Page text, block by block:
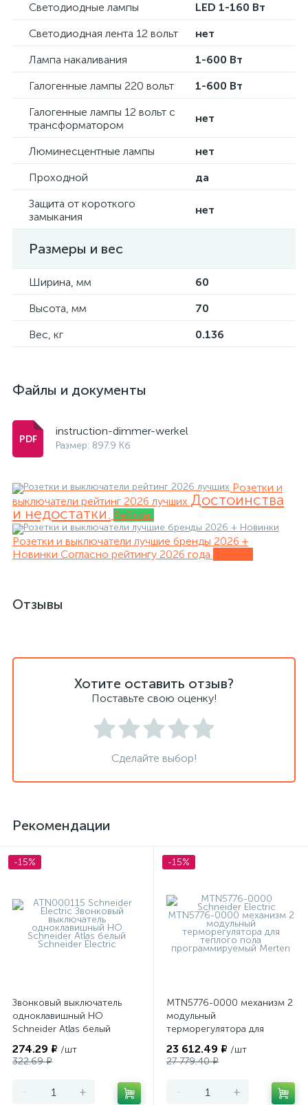
Светодиодные лампы
LED 1-160 Вт
Светодиодная лента 12 вольт
нет
Лампа накаливания
1-600 Вт
Галогенные лампы 220 вольт
1-600 Вт
Галогенные лампы 12 вольт с
трансформатором
нет
Люминесцентные лампы
нет
Проходной
да
Защита от короткого
замыкания
нет
Размеры и вес
Ширина, мм
60
Высота, мм
70
Вес, кг
0.136
Файлы и документы
instruction-dimmer-werkel
Размер: 897.9 Кб
Розетки и
выключатели рейтинг 2026 лучших Достоинства
и недостатки. Рейтинг
Розетки и выключатели лучшие бренды 2026 +
Новинки Согласно рейтингу 2026 года
Отзывы
Хотите оставить отзыв?
Поставьте свою оценку!
Сделайте выбор!
Рекомендации
-15%
Звонковый выключатель
одноклавишный НО
Schneider Atlas белый
274.29 ₽ /шт
322.69 ₽
- +
-15%
MTN5776-0000 механизм 2
модульный
терморегулятора для
программируемый Merten
23 612.49 ₽ /шт
27 779.40 ₽
- +